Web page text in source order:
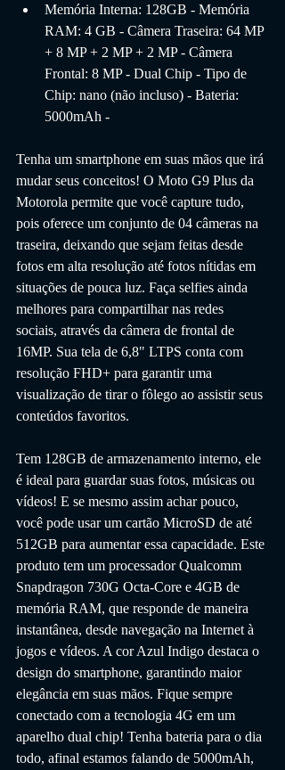
Memória Interna: 128GB - Memória
RAM: 4 GB - Câmera Traseira: 64 MP
+ 8 MP + 2 MP + 2 MP - Câmera
Frontal: 8 MP - Dual Chip - Tipo de
Chip: nano (não incluso) - Bateria:
5000mAh -
Tenha um smartphone em suas mãos que irá
mudar seus conceitos! O Moto G9 Plus da
Motorola permite que você capture tudo,
pois oferece um conjunto de 04 câmeras na
traseira, deixando que sejam feitas desde
fotos em alta resolução até fotos nítidas em
situações de pouca luz. Faça selfies ainda
melhores para compartilhar nas redes
sociais, através da câmera de frontal de
16MP. Sua tela de 6,8" LTPS conta com
resolução FHD+ para garantir uma
visualização de tirar o fôlego ao assistir seus
conteúdos favoritos.
Tem 128GB de armazenamento interno, ele
é ideal para guardar suas fotos, músicas ou
vídeos! E se mesmo assim achar pouco,
você pode usar um cartão MicroSD de até
512GB para aumentar essa capacidade. Este
produto tem um processador Qualcomm
Snapdragon 730G Octa-Core e 4GB de
memória RAM, que responde de maneira
instantânea, desde navegação na Internet à
jogos e vídeos. A cor Azul Indigo destaca o
design do smartphone, garantindo maior
elegância em suas mãos. Fique sempre
conectado com a tecnologia 4G em um
aparelho dual chip! Tenha bateria para o dia
todo, afinal estamos falando de 5000mAh,